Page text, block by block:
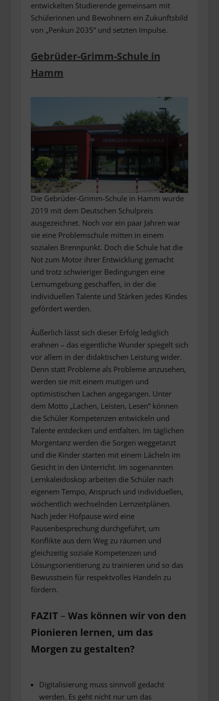
entwickelten Studierende gemeinsam mit
Schülerinnen und Bewohnern ein Zukunftsbild
von „Penkun 2035“ und setzten Impulse.
Gebrüder-Grimm-Schule in
Hamm
Die Gebrüder-Grimm-Schule in Hamm wurde
2019 mit dem Deutschen Schulpreis
ausgezeichnet. Noch vor ein paar Jahren war
sie eine Problemschule mitten in einem
sozialen Brennpunkt. Doch die Schule hat die
Not zum Motor ihrer Entwicklung gemacht
und trotz schwieriger Bedingungen eine
Lernumgebung geschaffen, in der die
individuellen Talente und Stärken jedes Kindes
gefördert werden.
Äußerlich lässt sich dieser Erfolg lediglich
erahnen – das eigentliche Wunder spiegelt sich
vor allem in der didaktischen Leistung wider.
Denn statt Probleme als Probleme anzusehen,
werden sie mit einem mutigen und
optimistischen Lachen angegangen. Unter
dem Motto „Lachen, Leisten, Lesen“ können
die Schüler Kompetenzen entwickeln und
Talente entdecken und entfalten. Im täglichen
Morgentanz werden die Sorgen weggetanzt
und die Kinder starten mit einem Lächeln im
Gesicht in den Unterricht. Im sogenannten
Lernkaleidoskop arbeiten die Schüler nach
eigenem Tempo, Anspruch und individuellen,
wöchentlich wechselnden Lernzeitplänen.
Nach jeder Hofpause wird eine
Pausenbesprechung durchgeführt, um
Konflikte aus dem Weg zu räumen und
gleichzeitig soziale Kompetenzen und
Lösungsorientierung zu trainieren und so das
Bewusstsein für respektvolles Handeln zu
fördern.
FAZIT – Was können wir von den
Pionieren lernen, um das
Morgen zu gestalten?
Digitalisierung muss sinnvoll gedacht
werden. Es geht nicht nur um das